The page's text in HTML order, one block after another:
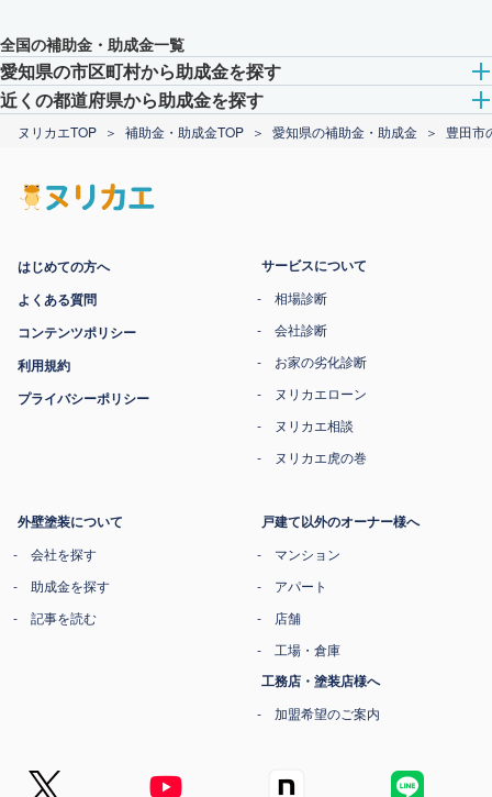
全国の補助金・助成金一覧
愛知県の市区町村から助成金を探す
近くの都道府県から助成金を探す
ヌリカエTOP 補助金・助成金TOP 愛知県の補助金・助成金 豊田市
はじめての方へ
よくある質問
コンテンツポリシー
利用規約
プライバシーポリシー
サービスについて
相場診断
会社診断
お家の劣化診断
ヌリカエローン
ヌリカエ相談
ヌリカエ虎の巻
外壁塗装について
会社を探す
助成金を探す
記事を読む
戸建て以外のオーナー様へ
マンション
アパート
店舗
工場・倉庫
工務店・塗装店様へ
加盟希望のご案内